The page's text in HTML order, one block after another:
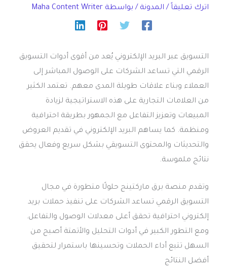
اترك تعليقاً / المدونة / بواسطة Maha Content Writer
التسويق عبر البريد الإلكتروني يُعد من أقوى أدوات التسويق
الرقمي التي تساعد الشركات على الوصول المباشر إلى
العملاء وبناء علاقات طويلة المدى معهم. تعتمد الكثير
من العلامات التجارية على هذه الاستراتيجية لزيادة
المبيعات وتعزيز التفاعل مع الجمهور بطريقة احترافية
ومنظمة. كما يساهم البريد الإلكتروني في تقديم العروض
والتحديثات والمحتوى التسويقي بشكل سريع وفعال يحقق
نتائج ملموسة.
وتقدم منصة برق ماركتينج حلولًا متطورة في مجال
التسويق الرقمي تساعد الشركات على تنفيذ حملات بريد
إلكتروني احترافية تحقق أعلى معدلات الوصول والتفاعل.
ومع التطور الكبير في أدوات التحليل والأتمتة أصبح من
السهل تتبع أداء الحملات وتحسينها باستمرار لتحقيق
أفضل النتائج